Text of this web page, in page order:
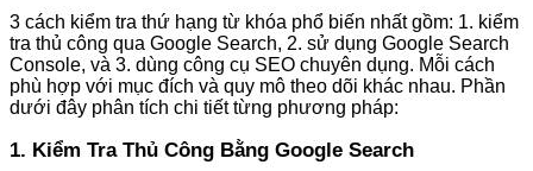
3 cách kiểm tra thứ hạng từ khóa phổ biến nhất gồm: 1. kiểm
tra thủ công qua Google Search, 2. sử dụng Google Search
Console, và 3. dùng công cụ SEO chuyên dụng. Mỗi cách
phù hợp với mục đích và quy mô theo dõi khác nhau. Phần
dưới đây phân tích chi tiết từng phương pháp:
1. Kiểm Tra Thủ Công Bằng Google Search